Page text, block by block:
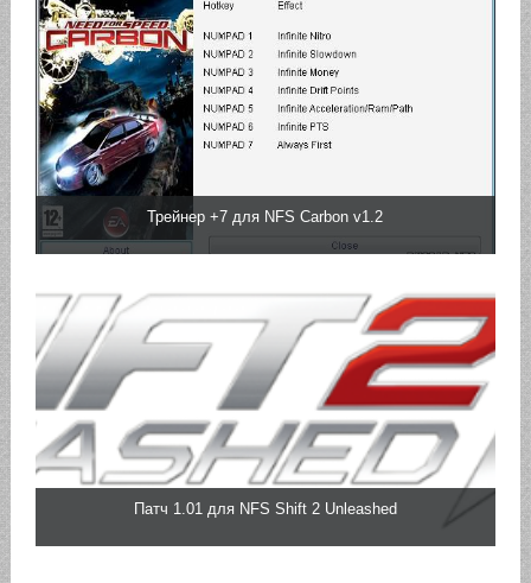
Трейнер +7 для NFS Carbon v1.2
Патч 1.01 для NFS Shift 2 Unleashed